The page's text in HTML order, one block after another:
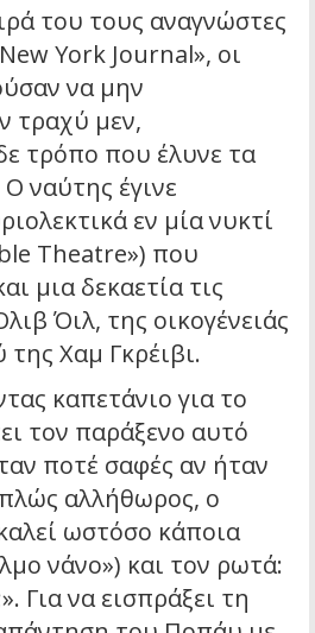
του τους αναγνώστες
York Journal», οι
να μην
τραχύ μεν,
τρόπο που έλυνε τα
ναύτης έγινε
εν μία νυκτί
Theatre») που
μια δεκαετία τις
Όιλ, της οικογένειάς
Χαμ Γκρέιβι.
καπετάνιο για το
τον παράξενο αυτό
ποτέ σαφές αν ήταν
αλλήθωρος, ο
ωστόσο κάποια
νάνο») και τον ρωτά:
Για να εισπράξει τη